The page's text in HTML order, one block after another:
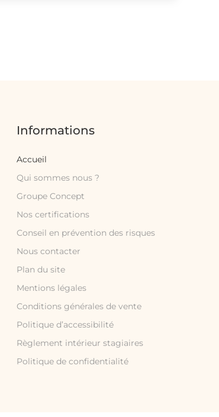
Informations
Accueil
Qui sommes nous ?
Groupe Concept
Nos certifications
Conseil en prévention des risques
Nous contacter
Plan du site
Mentions légales
Conditions générales de vente
Politique d’accessibilité
Règlement intérieur stagiaires
Politique de confidentialité